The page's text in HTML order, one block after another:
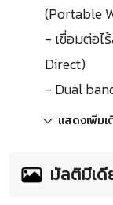
(Portable
- เชื่อมต่อไ
Direct)
- Dual
แสดงเพิ่มเ
มัลติมีเดี